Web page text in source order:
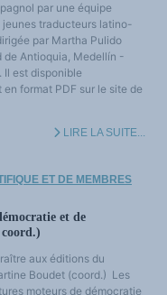
par une équipe
jeunes traducteurs latino-
par Martha Pulido
de Antioquia, Medellín -
Il est disponible
format PDF sur le site de
LIRE LA SUITE...
ET DE MEMBRES
et de
aux éditions du
Boudet (coord.) Les
moteurs de démocratie